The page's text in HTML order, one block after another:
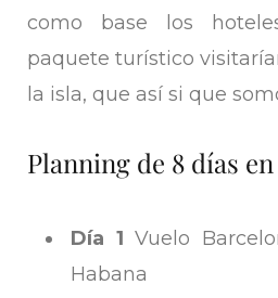
como base los
paquete turístico
la isla, que así si que
Planning de 8 días
Día 1 Vuelo
Habana